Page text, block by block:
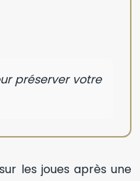
préserver votre
les joues après une